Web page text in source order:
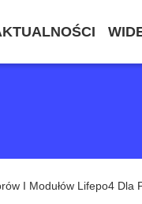
I Modułów Lifepo4 Dla